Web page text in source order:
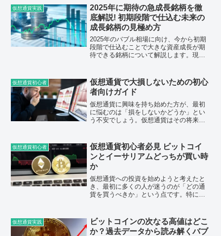
気があります。では、株と仮想通貨、初
心者が始めるならどちらが...
仮想通貨実践
2025年に期待の急成長銘柄を徹
底解説! 初期段階で仕込む未来の
成長銘柄の見極め方
2025年のバブル相場に向け、今から初期
段階で仕込むことで大きな資産成長が期
待できる銘柄について解説します。現在
の見極め方について具体的にお伝えしま
す。将来性のある銘柄...
仮想通貨初心者
仮想通貨で大損しないための初心
者向けガイド
仮想通貨に興味を持ち始めた方が、最初
に悩むのは「損をしないかどうか」とい
う不安でしょう。仮想通貨はその将来性
者が仮想通貨投資を始める際によくある
失敗とその回避方法を詳し...
仮想通貨初心者
仮想通貨初心者必見 ビットコイ
ンとイーサリアムどっちが買い時
か
仮想通貨への投資を始めようと考えたと
き、最初に多くの人が迷うのが「どの通
貨を買うべきか」という点です。特にビ
め、どちらに投資すべきか悩んでしまう
ことがよくあります。結論...
仮想通貨実践
ビットコインの次なる高値はどこ
か？過去データから読み解くバブ